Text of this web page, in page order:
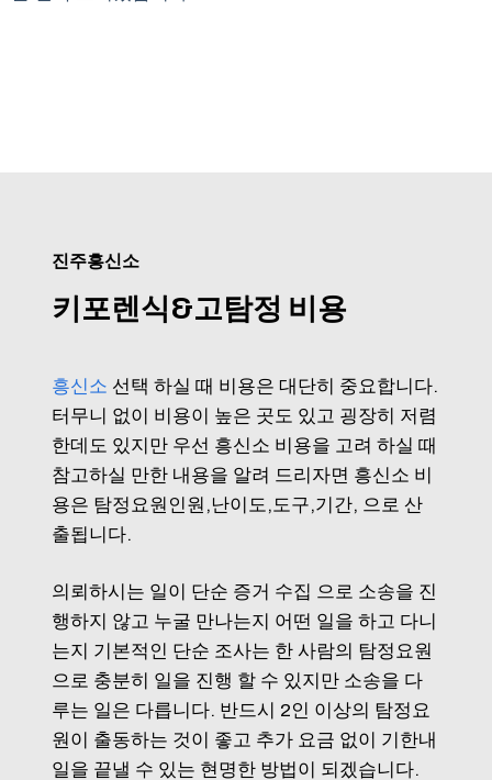
진주흥신소
키포렌식&고탐정 비용
흥신소 선택 하실 때 비용은 대단히 중요합니다.
터무니 없이 비용이 높은 곳도 있고 굉장히 저렴
한데도 있지만 우선 흥신소 비용을 고려 하실 때
참고하실 만한 내용을 알려 드리자면 흥신소 비
용은 탐정요원인원,난이도,도구,기간, 으로 산
출됩니다.
의뢰하시는 일이 단순 증거 수집 으로 소송을 진
행하지 않고 누굴 만나는지 어떤 일을 하고 다니
는지 기본적인 단순 조사는 한 사람의 탐정요원
으로 충분히 일을 진행 할 수 있지만 소송을 다
루는 일은 다릅니다. 반드시 2인 이상의 탐정요
원이 출동하는 것이 좋고 추가 요금 없이 기한내
일을 끝낼 수 있는 현명한 방법이 되겠습니다.